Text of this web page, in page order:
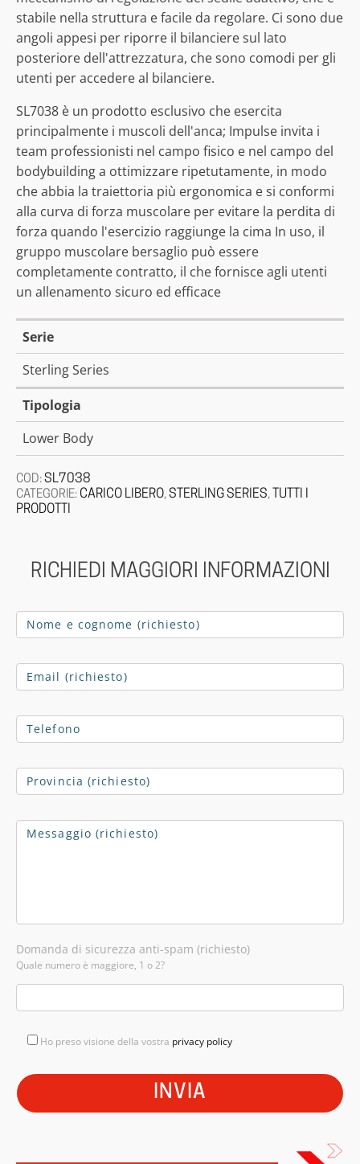
stabile nella struttura e facile da regolare. Ci sono due
angoli appesi per riporre il bilanciere sul lato
posteriore dell'attrezzatura, che sono comodi per gli
utenti per accedere al bilanciere.
SL7038 è un prodotto esclusivo che esercita
principalmente i muscoli dell'anca; Impulse invita i
team professionisti nel campo fisico e nel campo del
bodybuilding a ottimizzare ripetutamente, in modo
che abbia la traiettoria più ergonomica e si conformi
alla curva di forza muscolare per evitare la perdita di
forza quando l'esercizio raggiunge la cima In uso, il
gruppo muscolare bersaglio può essere
completamente contratto, il che fornisce agli utenti
un allenamento sicuro ed efficace
Serie
Sterling Series
Tipologia
Lower Body
COD: SL7038
CATEGORIE: CARICO LIBERO, STERLING SERIES,
TUTTI I
PRODOTTI
RICHIEDI MAGGIORI INFORMAZIONI
Domanda di sicurezza anti-spam (richiesto)
Quale numero è maggiore, 1 o 2?
Ho preso visione della vostra privacy policy